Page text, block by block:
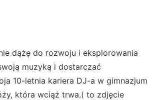
dążę do rozwoju i eksplorowania
muzyką i dostarczać
10-letnia kariera DJ-a w gimnazjum
która wciąż trwa.( to zdjęcie